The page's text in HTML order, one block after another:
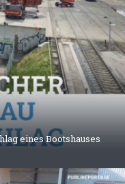
eines Bootshauses